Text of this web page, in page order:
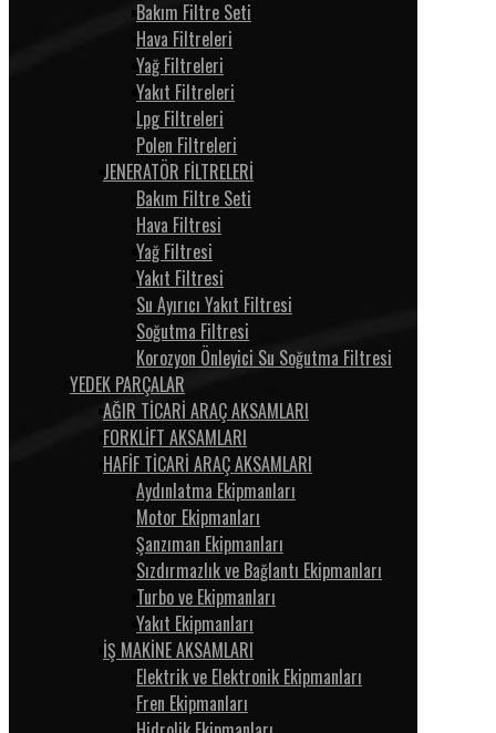
Bakım Filtre Seti
Hava Filtreleri
Yağ Filtreleri
Yakıt Filtreleri
Lpg Filtreleri
Polen Filtreleri
JENERATÖR FİLTRELERİ
Bakım Filtre Seti
Hava Filtresi
Yağ Filtresi
Yakıt Filtresi
Su Ayırıcı Yakıt Filtresi
Soğutma Filtresi
Korozyon Önleyici Su Soğutma Filtresi
YEDEK PARÇALAR
AĞIR TİCARİ ARAÇ AKSAMLARI
FORKLİFT AKSAMLARI
HAFİF TİCARİ ARAÇ AKSAMLARI
Aydınlatma Ekipmanları
Motor Ekipmanları
Şanzıman Ekipmanları
Sızdırmazlık ve Bağlantı Ekipmanları
Turbo ve Ekipmanları
Yakıt Ekipmanları
İŞ MAKİNE AKSAMLARI
Elektrik ve Elektronik Ekipmanları
Fren Ekipmanları